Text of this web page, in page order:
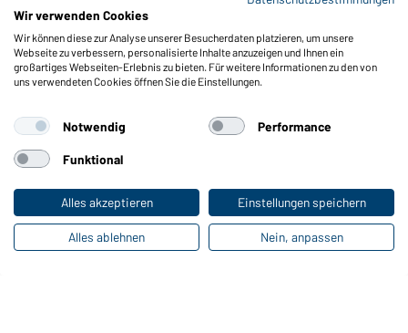
Gustav Daiber GmbH
Vor dem Weißen Stein 25-31
D-72461 Albstadt
Zu den Katalogen
Impressum Datenschutz Cookie-Einstellungen
Wir verwenden Cookies
Wir können diese zur Analyse unserer Besucherdaten platzieren, um unsere
Webseite zu verbessern, personalisierte Inhalte anzuzeigen und Ihnen ein
großartiges Webseiten-Erlebnis zu bieten. Für weitere Informationen zu den von
uns verwendeten Cookies öffnen Sie die Einstellungen.
Notwendig Performance
Funktional
Alles akzeptieren Einstellungen speichern
Alles ablehnen Nein, anpassen